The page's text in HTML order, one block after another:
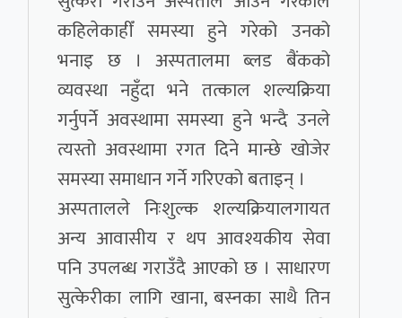
कहिलेकाहीँ समस्या हुने गरेको उनको
भनाइ छ । अस्पतालमा ब्लड बैंकको
व्यवस्था नहुँदा भने तत्काल शल्यक्रिया
गर्नुपर्ने अवस्थामा समस्या हुने भन्दै उनले
त्यस्तो अवस्थामा रगत दिने मान्छे खोजेर
समस्या समाधान गर्ने गरिएको बताइन् ।
अस्पतालले निःशुल्क शल्यक्रियालगायत
अन्य आवासीय र थप आवश्यकीय सेवा
पनि उपलब्ध गराउँदै आएको छ । साधारण
सुत्केरीका लागि खाना, बस्नका साथै तिन